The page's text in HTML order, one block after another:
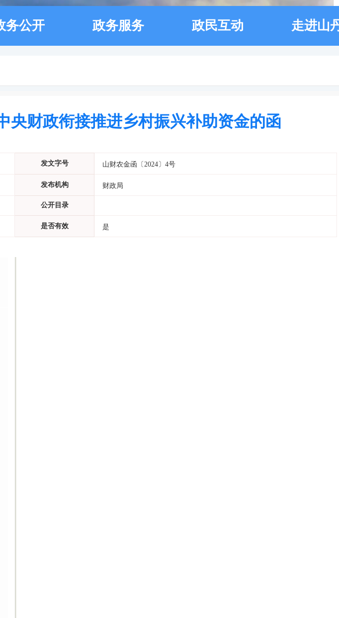
务公开 政务服务 政民互动 走进山
央财政衔接推进乡村振兴补助资金的函
发文字号 山财农金函〔2024〕4号
发布机构 财政局
公开目录
是否有效 是